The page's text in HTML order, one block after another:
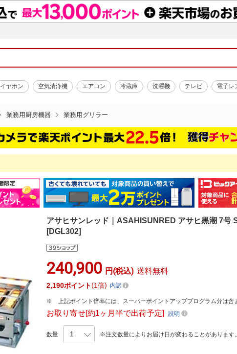
イヤホン 空気清浄機 エアコン 冷蔵庫 洗濯機 テレビ 電子レ
業務用厨房機器 業務用グリラー
アサヒサンレッド｜ASAHISUNRED アサヒ黒潮 7号
[DGL302]
240,900 円(税込) 送料無料
2,190ポイント 1倍 内訳
上記ポイント倍率には、スーパーポイントアッププログラム分は含
お取り寄せ[約1ヶ月半で出荷予定]説明
数量 ※注文数量によりお届け日が変わることがあります。